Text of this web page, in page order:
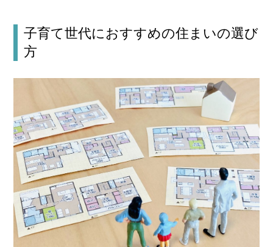
子育て世代におすすめの住まいの選び
方